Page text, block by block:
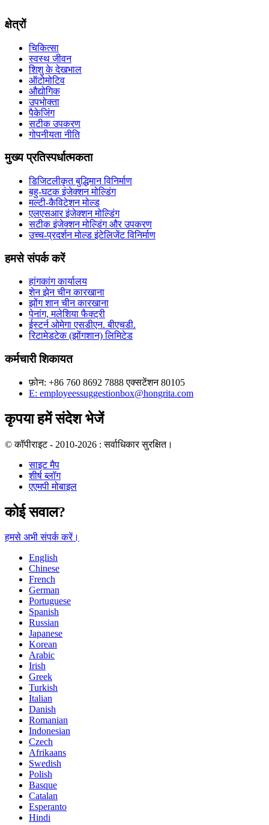
क्षेत्रों
चिकित्सा
स्वस्थ जीवन
शिशु के देखभाल
ऑटोमोटिव
औद्योगिक
उपभोक्ता
पैकेजिंग
सटीक उपकरण
गोपनीयता नीति
मुख्य प्रतिस्पर्धात्मकता
डिजिटलीकृत बुद्धिमान विनिर्माण
बहु-घटक इंजेक्शन मोल्डिंग
मल्टी-कैविटेशन मोल्ड
एलएसआर इंजेक्शन मोल्डिंग
सटीक इंजेक्शन मोल्डिंग और उपकरण
उच्च-प्रदर्शन मोल्ड इंटेलिजेंट विनिर्माण
हमसे संपर्क करें
हांगकांग कार्यालय
शेन झेन चीन कारखाना
झोंग शान चीन कारखाना
पेनांग, मलेशिया फैक्ट्री
ईस्टर्न ओमेगा एसडीएन. बीएचडी.
रिटामेडटेक (झोंगशान) लिमिटेड
कर्मचारी शिकायत
फ़ोन: +86 760 8692 7888 एक्सटेंशन 80105
E: employeessuggestionbox@hongrita.com
कृपया हमें संदेश भेजें
© कॉपीराइट - 2010-2026 : सर्वाधिकार सुरक्षित।
साइट मैप
शीर्ष ब्लॉग
एएमपी मोबाइल
कोई सवाल?
हमसे अभी संपर्क करें।
English
Chinese
French
German
Portuguese
Spanish
Russian
Japanese
Korean
Arabic
Irish
Greek
Turkish
Italian
Danish
Romanian
Indonesian
Czech
Afrikaans
Swedish
Polish
Basque
Catalan
Esperanto
Hindi